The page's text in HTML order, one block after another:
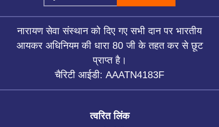
नारायण सेवा संस्थान को दिए गए सभी दान पर भारतीय
आयकर अधिनियम की धारा 80 जी के तहत कर से छूट
प्राप्त है।
चैरिटी आईडी: AAATN4183F
त्वरित लिंक